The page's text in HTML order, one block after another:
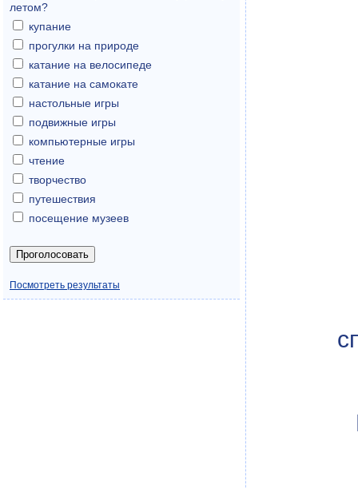
летом?
купание
прогулки на природе
катание на велосипеде
катание на самокате
настольные игры
подвижные игры
компьютерные игры
чтение
творчество
путешествия
посещение музеев
Посмотреть результаты